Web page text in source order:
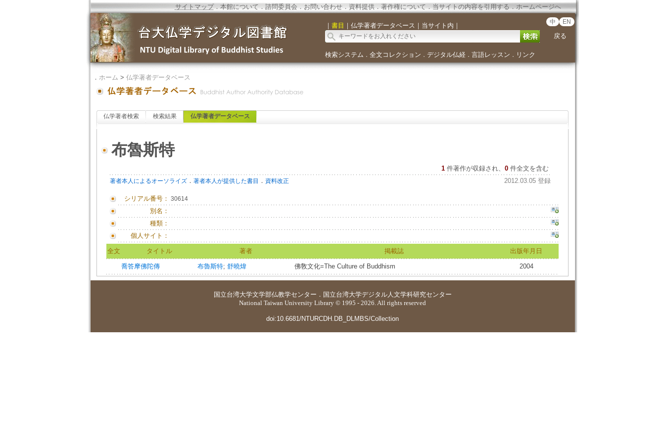
サイトマップ．本館について．諮問委員会． お問い合わせ． 資料提供．著作権について．当サイトの内容を引用する．ホームページへ
｜ 書目 ｜ 仏学著者データベース ｜ 当サイト内 ｜ 中 EN
戻る
検索システム ． 全文コレクション ． デジタル仏経． 言語レッスン ． リンク
． ホーム > 仏学著者データベース
仏学著者検索 検索結果 仏学著者データベース
布魯斯特
1 件著作が収録され、 0件全文を含む
著者本人によるオーソライズ． 著者本人が提供した書目 ． 資料改正 2012.03.05 登録
シリアル番号： 30614
別名：
種類：
個人サイト：
全文 タイトル 著者 掲載誌 出版年月日
喬答摩佛陀傳 布魯斯特; 舒曉煒 佛敎文化=The Culture of Buddhism 2004
国立台湾大学文学部仏教学センター ． 国立台湾大学デジタル人文学科研究センター
National Taiwan University Library © 1995 - 2026. All rights reserved
doi:10.6681/NTURCDH.DB_DLMBS/Collection